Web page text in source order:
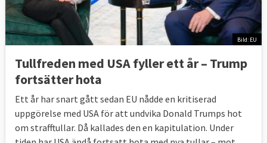
Bild: EU
Tullfreden med USA fyller ett år – Trump
fortsätter hota
Ett år har snart gått sedan EU nådde en kritiserad
uppgörelse med USA för att undvika Donald Trumps hot
om strafftullar. Då kallades den en kapitulation. Under